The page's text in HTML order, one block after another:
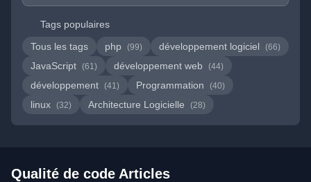
Tags populaires
Tous les tags
php (99) développement logiciel (66)
JavaScript (61) développement web (44)
développement (41) Programmation (40)
linux (32) Architecture Logicielle (28)
Qualité de code Articles